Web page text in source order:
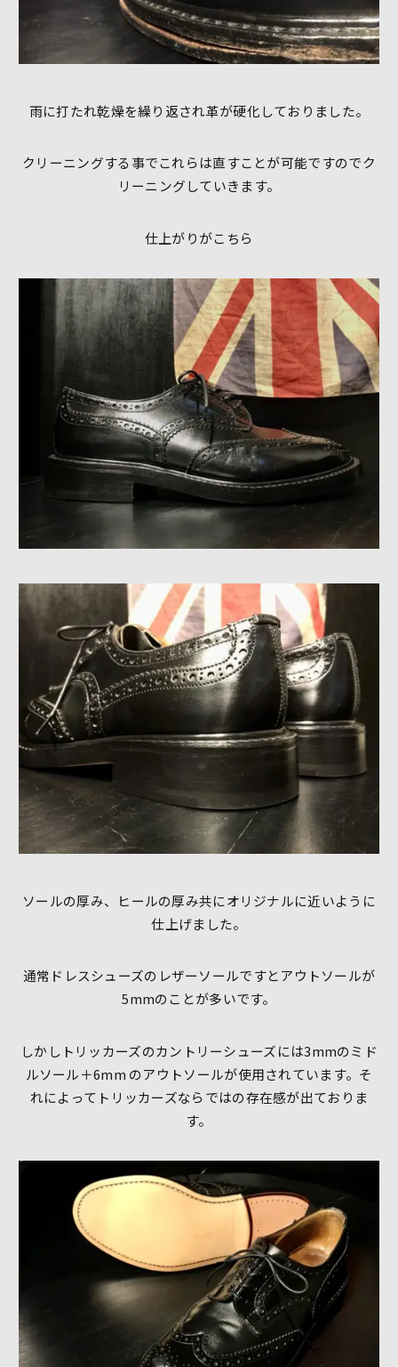
雨に打たれ乾燥を繰り返され革が硬化しておりました。
クリーニングする事でこれらは直すことが可能ですのでク
リーニングしていきます。
仕上がりがこちら
ソールの厚み、ヒールの厚み共にオリジナルに近いように
仕上げました。
通常ドレスシューズのレザーソールですとアウトソールが
5mmのことが多いです。
しかしトリッカーズのカントリーシューズには3mmのミド
ルソール＋6mm のアウトソールが使用されています。そ
れによってトリッカーズならではの存在感が出ておりま
す。